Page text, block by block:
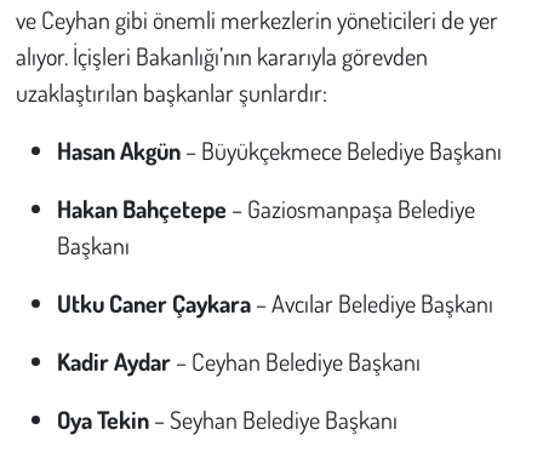
ve Ceyhan gibi önemli merkezlerin yöneticileri de yer
alıyor. İçişleri Bakanlığı’nın kararıyla görevden
uzaklaştırılan başkanlar şunlardır:
Hasan Akgün–Büyükçekmece Belediye Başkanı
Hakan Bahçetepe–Gaziosmanpaşa Belediye
Başkanı
Utku Caner Çaykara–Avcılar Belediye Başkanı
Kadir Aydar–Ceyhan Belediye Başkanı
Oya Tekin–Seyhan Belediye Başkanı